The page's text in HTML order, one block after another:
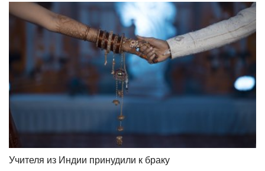
Учителя из Индии принудили к браку